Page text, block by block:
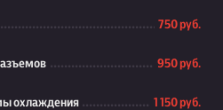
750 руб.
950 руб.
охлаждения 1 150 руб.